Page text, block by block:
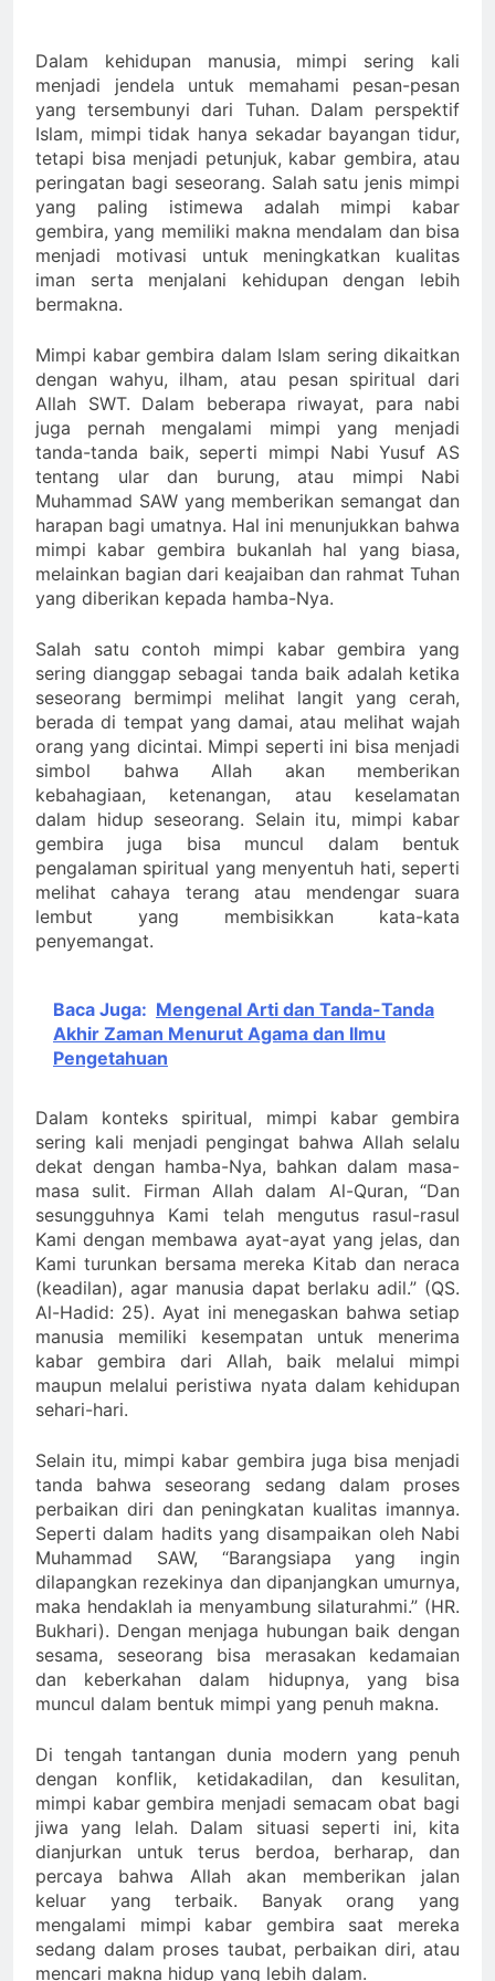
ﷺ Bersabda Bahwa
Muslim Indonesia
Sebagai Pembebas Al
Quds
3 Hari Ago
Negara Asing (Bukan
Pakistan) Namun
Tampak Religius:
Isyarat Titik
Kebangkitan Islam
dari Timur
4 Hari Ago
Ujian Pangan :
Isyarat untuk
Percepatan Lumbung
Pangan di Tanah
Uzlah
4 Hari Ago
Isyarat Bahwa Al-
Mahdi Membutuhkan
Estafet Perjuangan
4 Hari Ago
Dalam kehidupan manusia, mimpi sering kali
menjadi jendela untuk memahami pesan-pesan
yang tersembunyi dari Tuhan. Dalam perspektif
Islam, mimpi tidak hanya sekadar bayangan tidur,
tetapi bisa menjadi petunjuk, kabar gembira, atau
peringatan bagi seseorang. Salah satu jenis mimpi
yang paling istimewa adalah mimpi kabar
gembira, yang memiliki makna mendalam dan bisa
menjadi motivasi untuk meningkatkan kualitas
iman serta menjalani kehidupan dengan lebih
bermakna.
Mimpi kabar gembira dalam Islam sering dikaitkan
dengan wahyu, ilham, atau pesan spiritual dari
Allah SWT. Dalam beberapa riwayat, para nabi
juga pernah mengalami mimpi yang menjadi
tanda-tanda baik, seperti mimpi Nabi Yusuf AS
tentang ular dan burung, atau mimpi Nabi
Muhammad SAW yang memberikan semangat dan
harapan bagi umatnya. Hal ini menunjukkan bahwa
mimpi kabar gembira bukanlah hal yang biasa,
melainkan bagian dari keajaiban dan rahmat Tuhan
yang diberikan kepada hamba-Nya.
Salah satu contoh mimpi kabar gembira yang
sering dianggap sebagai tanda baik adalah ketika
seseorang bermimpi melihat langit yang cerah,
berada di tempat yang damai, atau melihat wajah
orang yang dicintai. Mimpi seperti ini bisa menjadi
simbol bahwa Allah akan memberikan
kebahagiaan, ketenangan, atau keselamatan
dalam hidup seseorang. Selain itu, mimpi kabar
gembira juga bisa muncul dalam bentuk
pengalaman spiritual yang menyentuh hati, seperti
melihat cahaya terang atau mendengar suara
lembut yang membisikkan kata-kata
penyemangat.
Baca Juga: Mengenal Arti dan Tanda-Tanda
Akhir Zaman Menurut Agama dan Ilmu
Pengetahuan
Dalam konteks spiritual, mimpi kabar gembira
sering kali menjadi pengingat bahwa Allah selalu
dekat dengan hamba-Nya, bahkan dalam masa-
masa sulit. Firman Allah dalam Al-Quran, “Dan
sesungguhnya Kami telah mengutus rasul-rasul
Kami dengan membawa ayat-ayat yang jelas, dan
Kami turunkan bersama mereka Kitab dan neraca
(keadilan), agar manusia dapat berlaku adil.” (QS.
Al-Hadid: 25). Ayat ini menegaskan bahwa setiap
manusia memiliki kesempatan untuk menerima
kabar gembira dari Allah, baik melalui mimpi
maupun melalui peristiwa nyata dalam kehidupan
sehari-hari.
Selain itu, mimpi kabar gembira juga bisa menjadi
tanda bahwa seseorang sedang dalam proses
perbaikan diri dan peningkatan kualitas imannya.
Seperti dalam hadits yang disampaikan oleh Nabi
Muhammad SAW, “Barangsiapa yang ingin
dilapangkan rezekinya dan dipanjangkan umurnya,
maka hendaklah ia menyambung silaturahmi.” (HR.
Bukhari). Dengan menjaga hubungan baik dengan
sesama, seseorang bisa merasakan kedamaian
dan keberkahan dalam hidupnya, yang bisa
muncul dalam bentuk mimpi yang penuh makna.
Di tengah tantangan dunia modern yang penuh
dengan konflik, ketidakadilan, dan kesulitan,
mimpi kabar gembira menjadi semacam obat bagi
jiwa yang lelah. Dalam situasi seperti ini, kita
dianjurkan untuk terus berdoa, berharap, dan
percaya bahwa Allah akan memberikan jalan
keluar yang terbaik. Banyak orang yang
mengalami mimpi kabar gembira saat mereka
sedang dalam proses taubat, perbaikan diri, atau
mencari makna hidup yang lebih dalam.